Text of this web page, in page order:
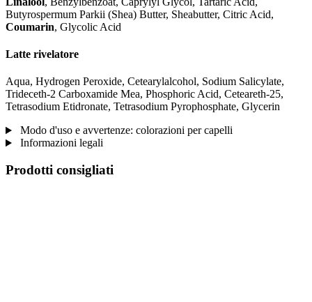
Butyrospermum Parkii (Shea) Butter, Sheabutter, Citric Acid,
Coumarin, Glycolic Acid
Latte rivelatore
Aqua, Hydrogen Peroxide, Cetearylalcohol, Sodium Salicylate,
Trideceth-2 Carboxamide Mea, Phosphoric Acid, Ceteareth-25,
Tetrasodium Etidronate, Tetrasodium Pyrophosphate, Glycerin
Modo d'uso e avvertenze: colorazioni per capelli
Informazioni legali
Prodotti consigliati